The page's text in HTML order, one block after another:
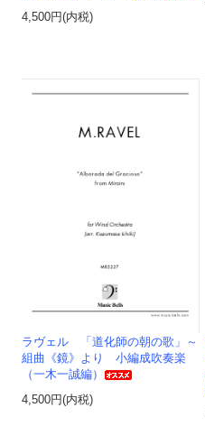
4,500円(内税)
ラヴェル 「道化師の朝の歌」～
組曲《鏡》より 小編成吹奏楽
（一木一誠編）
4,500円(内税)